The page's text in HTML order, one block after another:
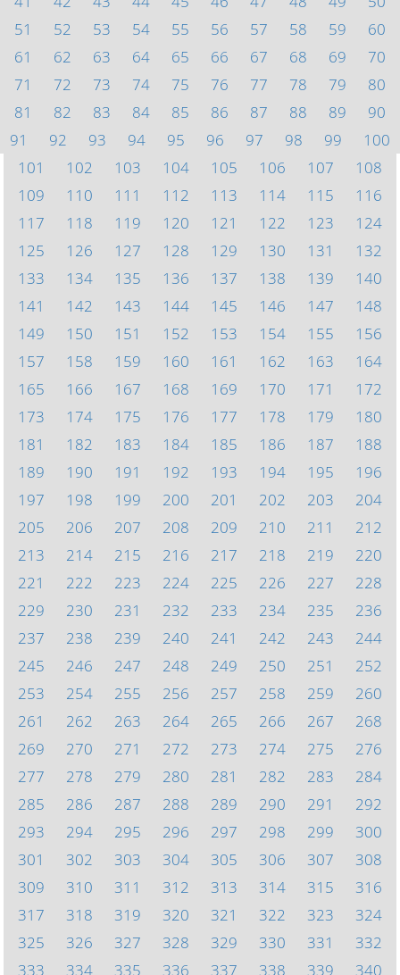
51
52 53 54 55 56 57 58 59
60
61
62 63 64 65 66 67 68 69
70
71
72 73 74 75 76 77 78 79
80
81
82 83 84 85 86 87 88 89
90
91
92 93 94 95 96 97 98 99
100
101
102 103 104 105 106 107
108
109
110 111 112 113 114 115
116
117
118 119 120 121 122 123
124
125
126 127 128 129 130 131
132
133
134 135 136 137 138 139
140
141
142 143 144 145 146 147
148
149
150 151 152 153 154 155
156
157
158 159 160 161 162 163
164
165
166 167 168 169 170 171
172
173
174 175 176 177 178 179
180
181
182 183 184 185 186 187
188
189
190 191 192 193 194 195
196
197
198 199 200 201 202 203
204
205
206 207 208 209 210 211
212
213
214 215 216 217 218 219
220
221
222 223 224 225 226 227
228
229
230 231 232 233 234 235
236
237
238 239 240 241 242 243
244
245
246 247 248 249 250 251
252
253
254 255 256 257 258 259
260
261
262 263 264 265 266 267
268
269
270 271 272 273 274 275
276
277
278 279 280 281 282 283
284
285
286 287 288 289 290 291
292
293
294 295 296 297 298 299
300
301
302 303 304 305 306 307
308
309
310 311 312 313 314 315
316
317
318 319 320 321 322 323
324
325
326 327 328 329 330 331
332
333
334 335 336 337 338 339 340